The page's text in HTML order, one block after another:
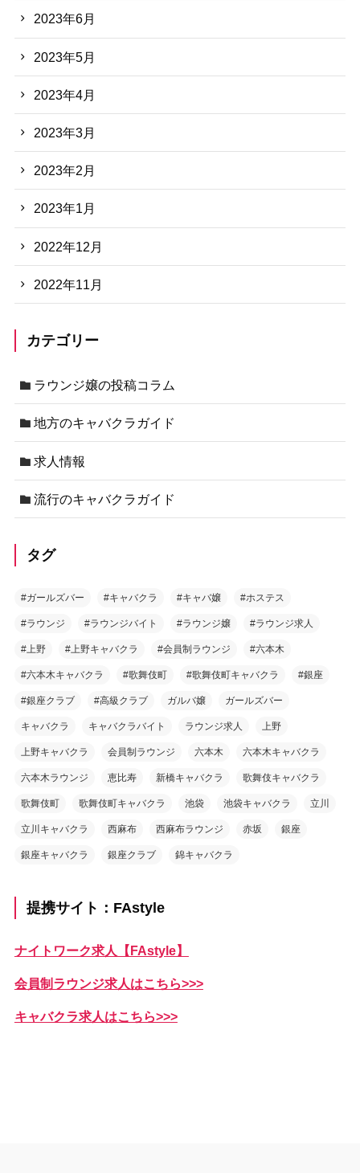
2023年6月
2023年5月
2023年4月
2023年3月
2023年2月
2023年1月
2022年12月
2022年11月
カテゴリー
ラウンジ嬢の投稿コラム
地方のキャバクラガイド
求人情報
流行のキャバクラガイド
タグ
#ガールズバー #キャバクラ #キャバ嬢 #ホステス
#ラウンジ #ラウンジバイト #ラウンジ嬢 #ラウンジ求人
#上野 #上野キャバクラ #会員制ラウンジ #六本木
#六本木キャバクラ #歌舞伎町 #歌舞伎町キャバクラ #銀座
#銀座クラブ #高級クラブ ガルバ嬢 ガールズバー
キャバクラ キャバクラバイト ラウンジ求人 上野
上野キャバクラ 会員制ラウンジ 六本木 六本木キャバクラ
六本木ラウンジ 恵比寿 新橋キャバクラ 歌舞伎キャバクラ
歌舞伎町 歌舞伎町キャバクラ 池袋 池袋キャバクラ 立川
立川キャバクラ 西麻布 西麻布ラウンジ 赤坂 銀座
銀座キャバクラ 銀座クラブ 錦キャバクラ
提携サイト：FAstyle
ナイトワーク求人【FAstyle】
会員制ラウンジ求人はこちら>>>
キャバクラ求人はこちら>>>